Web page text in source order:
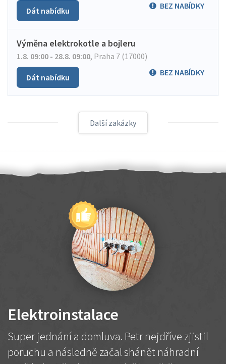
BEZ NABÍDKY
Dát nabídku
Výměna elektrokotle a bojleru
1.8. 09:00 - 28.8. 09:00, Praha 7 (17000)
BEZ NABÍDKY
Dát nabídku
Další zakázky
Elektroinstalace
Super jednání a domluva. Petr nejdříve zjistil
poruchu a následně začal shánět náhradní